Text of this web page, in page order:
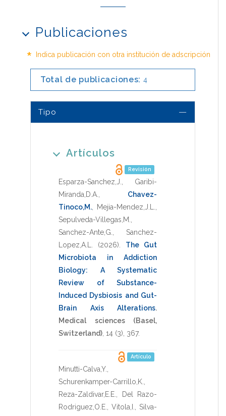
Publicaciones
* Indica publicación con otra institución de adscripción
Total de publicaciones: 4
Tipo
Artículos
Revisión
Esparza-Sanchez,J.
Garibi-
Miranda,D.A.
Chavez-
Tinoco,M.
Mejia-Mendez,J.L.
Sepulveda-Villegas,M.
Sanchez-Ante,G.
Sanchez-
Lopez,A.L.
(2026)
The Gut
Microbiota in Addiction
Biology: A Systematic
Review of Substance-
Induced Dysbiosis and Gut-
Brain Axis Alterations.
Medical sciences (Basel,
Switzerland) 14 (3), 367.
Artículo
Minutti-Calva,Y.
Schurenkamper-Carrillo,K.
Reza-Zaldivar,E.E.
Del Razo-
Rodriguez,O.E.
Vitola,I.
Silva-